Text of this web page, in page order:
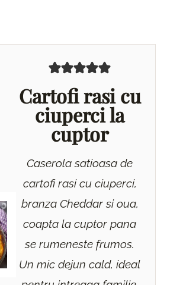
Cartofi rasi cu
ciuperci la
cuptor
Caserola satioasa de
cartofi rasi cu ciuperci,
branza Cheddar si oua,
coapta la cuptor pana
se rumeneste frumos.
Un mic dejun cald, ideal